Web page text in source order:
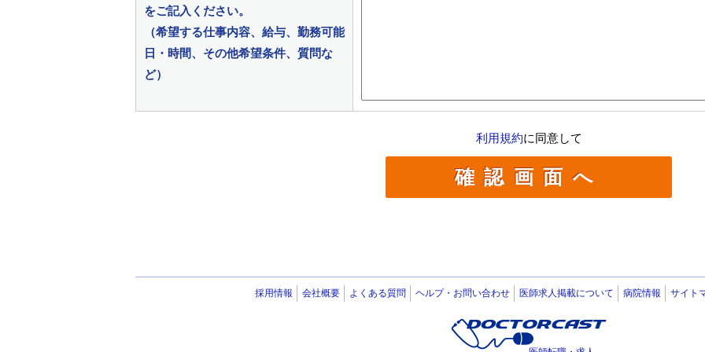
をご記入ください。
（希望する仕事内容、給与、勤務可能
日・時間、その他希望条件、質問な
ど）
利用規約に同意して
採用情報 会社概要 よくある質問 ヘルプ・お問い合わせ 医師求人掲載について 病院情報 サイト